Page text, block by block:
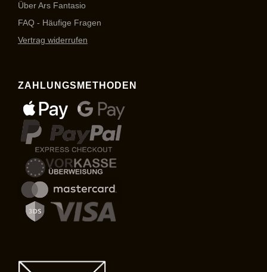
Über Ars Fantasio
FAQ - Häufige Fragen
Vertrag widerrufen
ZAHLUNGSMETHODEN